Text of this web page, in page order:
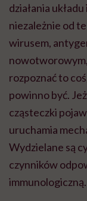
działania
niezależnie od
wirusem,
rozpoznać to
powinno być.
cząsteczki
uruchamia
Wydzielane są
czynników
immunologiczną.